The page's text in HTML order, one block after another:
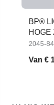
BP®
HOGE
2045-
Van €